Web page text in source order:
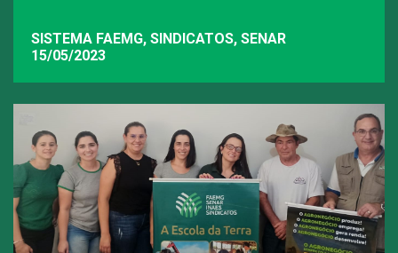
SISTEMA FAEMG, SINDICATOS, SENAR
15/05/2023